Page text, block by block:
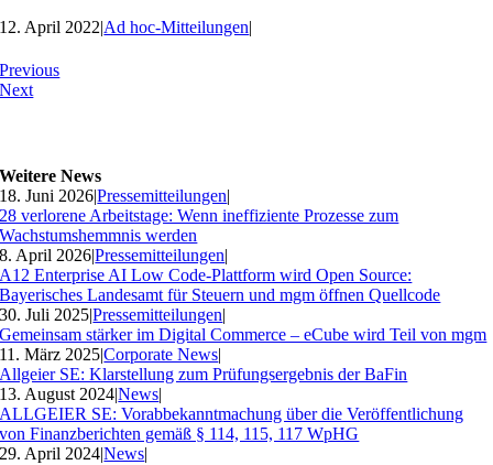
12. April 2022|Ad hoc-Mitteilungen|
Previous
Next
Weitere News
18. Juni 2026|Pressemitteilungen|
28 verlorene Arbeitstage: Wenn ineffiziente Prozesse zum
Wachstumshemmnis werden
8. April 2026|Pressemitteilungen|
A12 Enterprise AI Low Code-Plattform wird Open Source:
Bayerisches Landesamt für Steuern und mgm öffnen Quellcode
30. Juli 2025|Pressemitteilungen|
Gemeinsam stärker im Digital Commerce – eCube wird Teil von mgm
11. März 2025|Corporate News|
Allgeier SE: Klarstellung zum Prüfungsergebnis der BaFin
13. August 2024|News|
ALLGEIER SE: Vorabbekanntmachung über die Veröffentlichung
von Finanzberichten gemäß § 114, 115, 117 WpHG
29. April 2024|News|